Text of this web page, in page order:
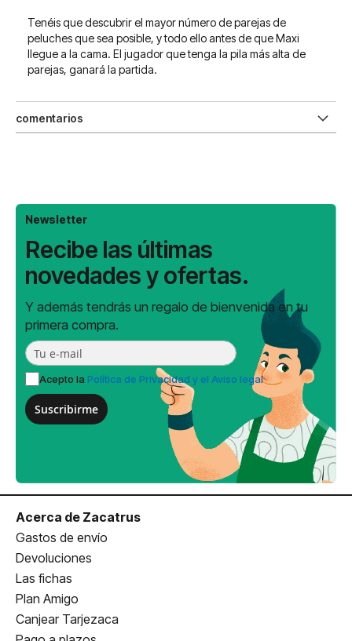
Tenéis que descubrir el mayor número de parejas de
peluches que sea posible, y todo ello antes de que Maxi
llegue a la cama. El jugador que tenga la pila más alta de
parejas, ganará la partida.
comentarios
Newsletter
Recibe las últimas
novedades y ofertas.
Y además tendrás un regalo de bienvenida en tu
primera compra.
Acepto la Política de Privacidad y el Aviso legal
Suscribirme
Acerca de Zacatrus
Gastos de envío
Devoluciones
Las fichas
Plan Amigo
Canjear Tarjezaca